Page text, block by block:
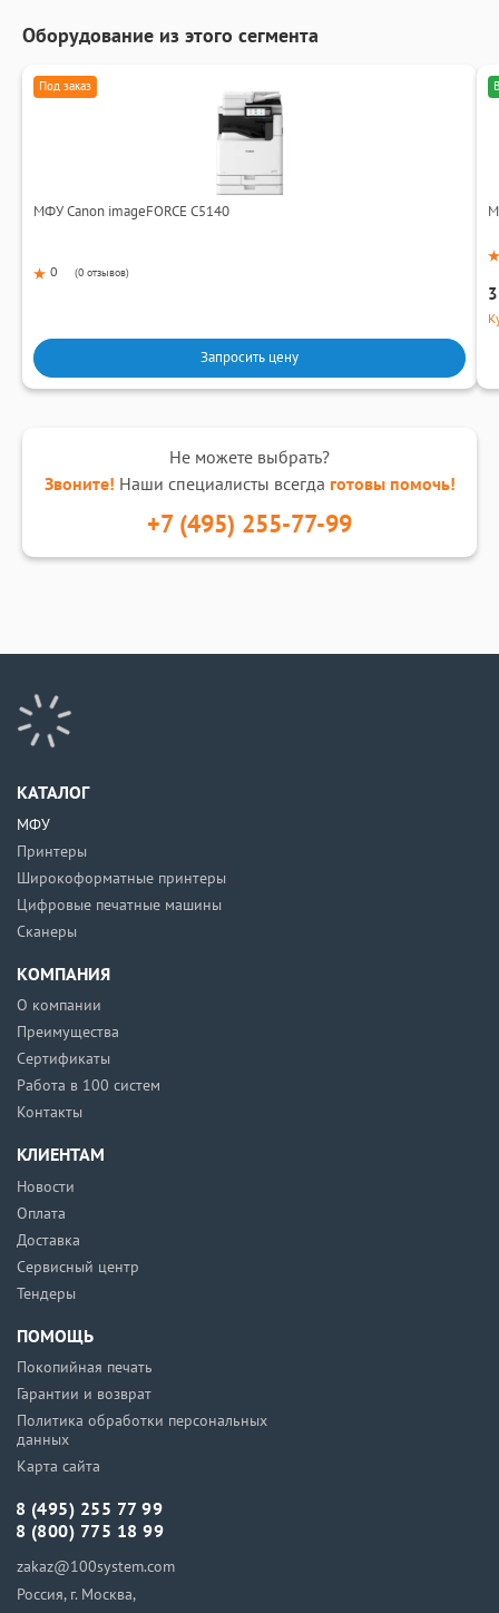
Оборудование из этого сегмента
Под заказ
МФУ Canon imageFORCE C5140
0 (0 отзывов)
Запросить цену
Не можете выбрать?
Звоните! Наши специалисты всегда готовы помочь!
+7 (495) 255-77-99
КАТАЛОГ
МФУ
Принтеры
Широкоформатные принтеры
Цифровые печатные машины
Сканеры
КОМПАНИЯ
О компании
Преимущества
Сертификаты
Работа в 100 систем
Контакты
КЛИЕНТАМ
Новости
Оплата
Доставка
Сервисный центр
Тендеры
ПОМОЩЬ
Покопийная печать
Гарантии и возврат
Политика обработки персональных
данных
Карта сайта
8 (495) 255 77 99
8 (800) 775 18 99
zakaz@100system.com
Россия, г. Москва,